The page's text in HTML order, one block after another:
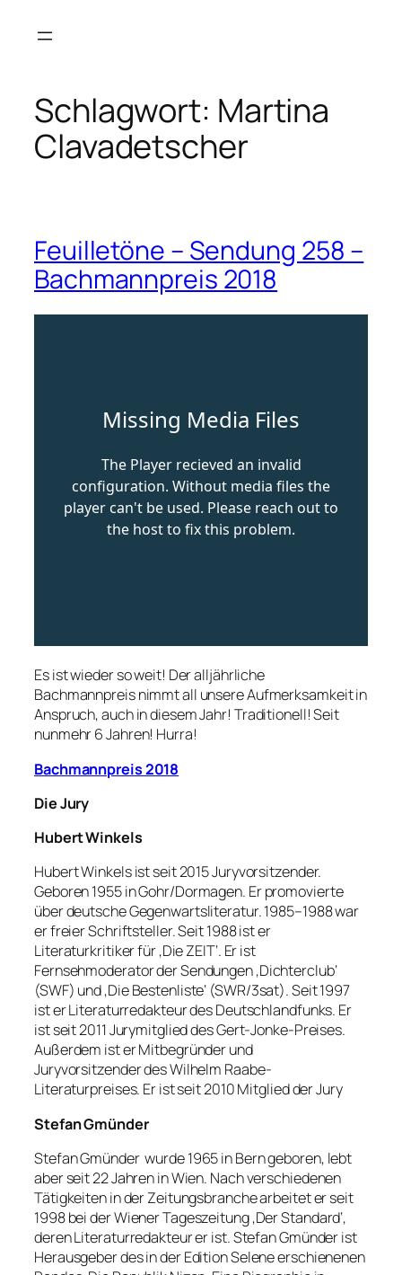
Inhalt
Schlagwort: Martina
Clavadetscher
Feuilletöne – Sendung 258 –
Bachmannpreis 2018
Es ist wieder so weit! Der alljährliche
Bachmannpreis nimmt all unsere Aufmerksamkeit in
Anspruch, auch in diesem Jahr! Traditionell! Seit
nunmehr 6 Jahren! Hurra!
Bachmannpreis 2018
Die Jury
Hubert Winkels
Hubert Winkels ist seit 2015 Juryvorsitzender.
Geboren 1955 in Gohr/Dormagen. Er promovierte
über deutsche Gegenwartsliteratur. 1985–1988 war
er freier Schriftsteller. Seit 1988 ist er
Literaturkritiker für ‚Die ZEIT‘. Er ist
Fernsehmoderator der Sendungen ‚Dichterclub‘
(SWF) und ‚Die Bestenliste‘ (SWR/3sat). Seit 1997
ist er Literaturredakteur des Deutschlandfunks. Er
ist seit 2011 Jurymitglied des Gert-Jonke-Preises.
Außerdem ist er Mitbegründer und
Juryvorsitzender des Wilhelm Raabe-
Literaturpreises. Er ist seit 2010 Mitglied der Jury
Stefan Gmünder
Stefan Gmünder wurde 1965 in Bern geboren, lebt
aber seit 22 Jahren in Wien. Nach verschiedenen
Tätigkeiten in der Zeitungsbranche arbeitet er seit
1998 bei der Wiener Tageszeitung ‚Der Standard‘,
deren Literaturredakteur er ist. Stefan Gmünder ist
Herausgeber des in der Edition Selene erschienenen